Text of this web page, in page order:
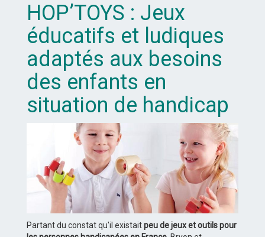
HOP’TOYS : Jeux
éducatifs et ludiques
adaptés aux besoins
des enfants en
situation de handicap
Partant du constat qu'il existaitpeu de jeux et outils pour